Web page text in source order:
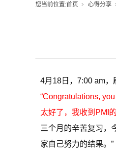
您当前位置:首页 心得分享
4月18日，7:00 am，
“Congratulations,
太好了，我收到PMI
三个月的辛苦复习，
家自己努力的结果。”